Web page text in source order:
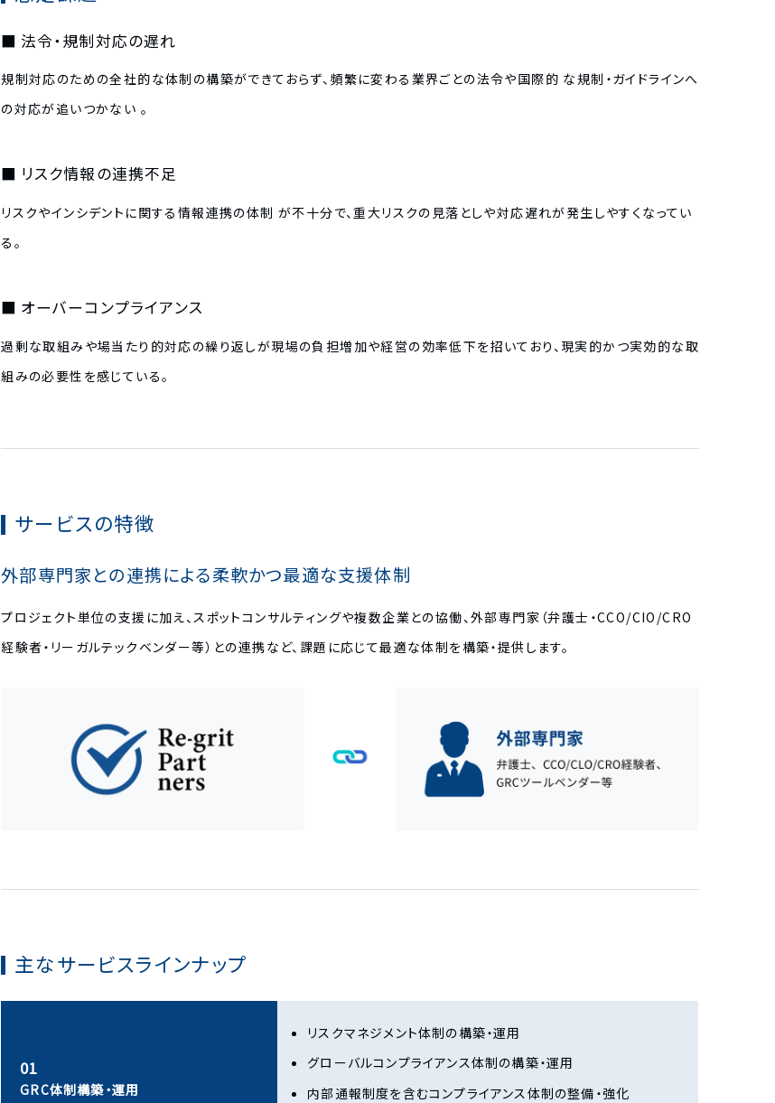
法令・規制対応の遅れ
規制対応のための全社的な体制の構築ができておらず、頻繁に変わる業界ごとの法令や国際的 な規制・ガイドラインへ
の対応が追いつかない 。
リスク情報の連携不足
リスクやインシデントに関する情報連携の体制 が不十分で、重大リスクの見落としや対応遅れが発生しやすくなってい
る。
オーバーコンプライアンス
過剰な取組みや場当たり的対応の繰り返しが現場の負担増加や経営の効率低下を招いており、現実的かつ実効的な取
組みの必要性を感じている。
サービスの特徴
外部専門家との連携による柔軟かつ最適な支援体制
プロジェクト単位の支援に加え、スポットコンサルティングや複数企業との協働、外部専門家（弁護士・CCO/CIO/CRO
経験者・リーガルテックベンダー等）との連携など、課題に応じて最適な体制を構築・提供します。
主なサービスラインナップ
01
GRC体制構築・運用
リスクマネジメント体制の構築・運用
グローバルコンプライアンス体制の構築・運用
内部通報制度を含むコンプライアンス体制の整備・強化